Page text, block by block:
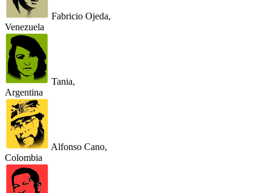
Fabricio Ojeda,
Venezuela
Tania,
Argentina
Alfonso Cano,
Colombia